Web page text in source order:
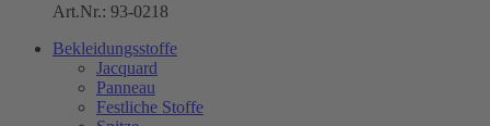
Art.Nr.: 93-0218
Bekleidungsstoffe
Jacquard
Panneau
Festliche Stoffe